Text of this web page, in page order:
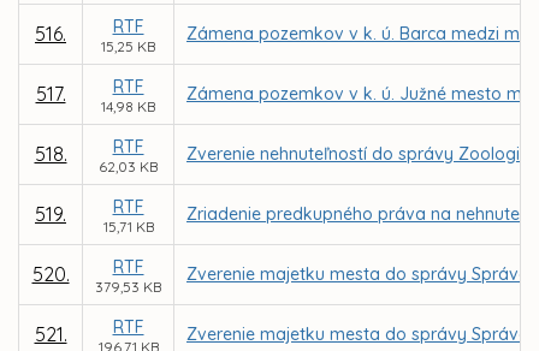
516. RTF
15,25 KB
Zámena pozemkov v k. ú. Barca medzi
517. RTF
14,98 KB
Zámena pozemkov v k. ú. Južné mesto
518. RTF
62,03 KB
Zverenie nehnuteľností do správy
519. RTF
15,71 KB
Zriadenie predkupného práva na
520. RTF
379,53 KB
Zverenie majetku mesta do správy Správe
521. RTF
196,71 KB
Zverenie majetku mesta do správy Správe